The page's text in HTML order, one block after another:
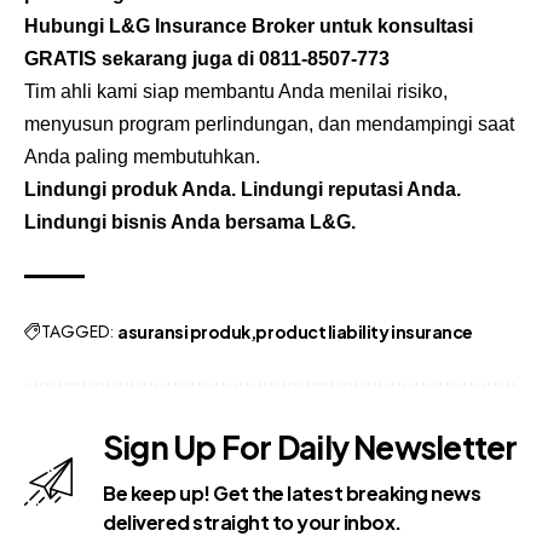
Hubungi L&G Insurance Broker untuk konsultasi
GRATIS sekarang juga di 0811-8507-773
Tim ahli kami siap membantu Anda menilai risiko,
menyusun program perlindungan, dan mendampingi saat
Anda paling membutuhkan.
Lindungi produk Anda. Lindungi reputasi Anda.
Lindungi bisnis Anda bersama L&G.
TAGGED: asuransi produk product liability insurance
Sign Up For Daily Newsletter
Be keep up! Get the latest breaking news
delivered straight to your inbox.